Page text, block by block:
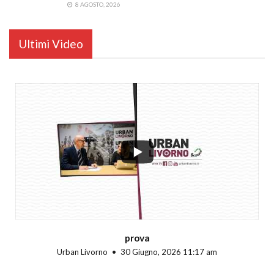
8 AGOSTO, 2026
Ultimi Video
prova
Urban Livorno 30 Giugno, 2026 11:17 am